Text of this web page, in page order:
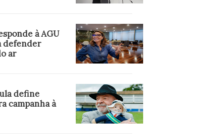
à AGU
defender
ar
define
campanha à